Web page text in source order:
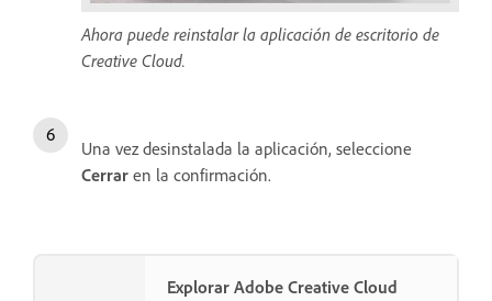
Ahora puede reinstalar la aplicación de escritorio de
Creative Cloud.
Una vez desinstalada la aplicación, seleccione
Cerrar en la confirmación.
Explorar Adobe Creative Cloud